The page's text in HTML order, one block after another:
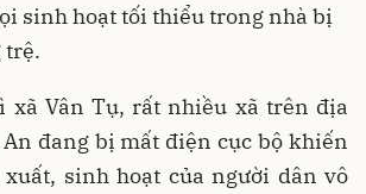
sinh hoạt tối thiểu trong nhà bị
trệ.
xã Vân Tụ, rất nhiều xã trên địa
đang bị mất điện cục bộ khiến
sinh hoạt của người dân vô